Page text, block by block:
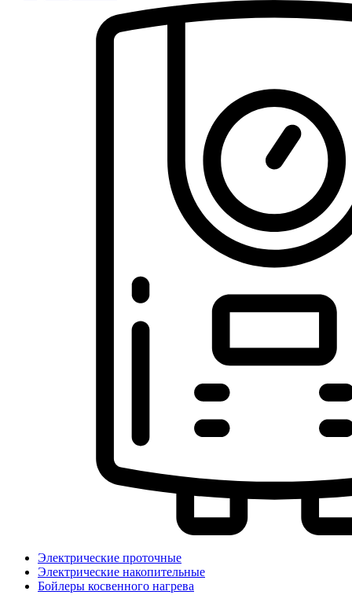
Электрические проточные
Электрические накопительные
Бойлеры косвенного нагрева